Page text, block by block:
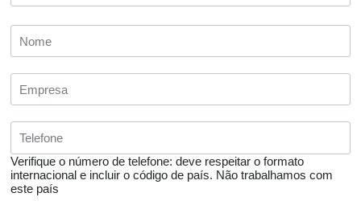
Verifique o número de telefone: deve respeitar o formato
internacional e incluir o código de país. Não trabalhamos com
este país